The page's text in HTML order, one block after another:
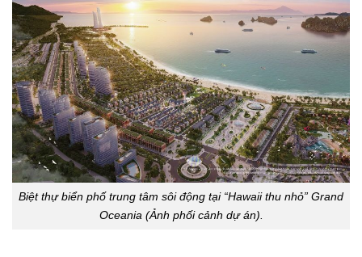
Biệt thự biển phố trung tâm sôi động tại “Hawaii thu nhỏ” Grand
Oceania (Ảnh phối cảnh dự án).